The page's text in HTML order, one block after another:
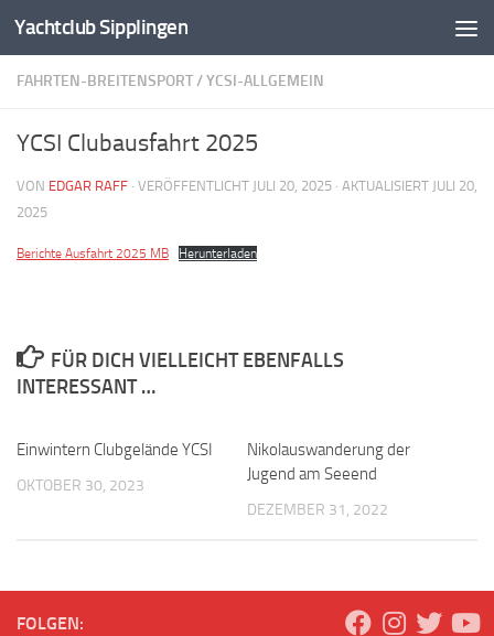
Zum Inhalt springen
Yachtclub Sipplingen
FAHRTEN-BREITENSPORT/YCSI-ALLGEMEIN
YCSI Clubausfahrt 2025
VON EDGAR RAFF · VERÖFFENTLICHT JULI 20, 2025 · AKTUALISIERT JULI 20,
2025
Berichte Ausfahrt 2025 MB Herunterladen
FÜR DICH VIELLEICHT EBENFALLS
INTERESSANT …
Einwintern Clubgelände YCSI
OKTOBER 30, 2023
Nikolauswanderung der
Jugend am Seeend
DEZEMBER 31, 2022
FOLGEN: